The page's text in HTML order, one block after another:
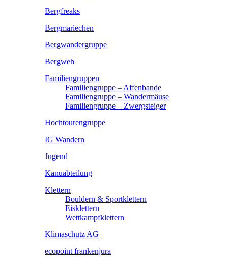
Bergfreaks
Bergmariechen
Bergwandergruppe
Bergweh
Familiengruppen
Familiengruppe – Affenbande
Familiengruppe – Wandermäuse
Familiengruppe – Zwergsteiger
Hochtourengruppe
IG Wandern
Jugend
Kanuabteilung
Klettern
Bouldern & Sportklettern
Eisklettern
Wettkampfklettern
Klimaschutz AG
ecopoint frankenjura